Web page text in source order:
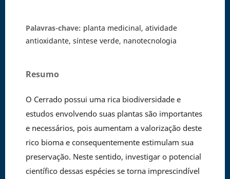
Palavras-chave: planta medicinal, atividade
antioxidante, síntese verde, nanotecnologia
Resumo
O Cerrado possui uma rica biodiversidade e
estudos envolvendo suas plantas são importantes
e necessários, pois aumentam a valorização deste
rico bioma e consequentemente estimulam sua
preservação. Neste sentido, investigar o potencial
científico dessas espécies se torna imprescindível